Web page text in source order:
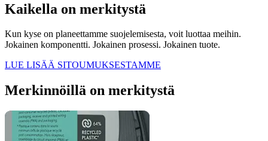
Kaikella on merkitystä
Kun kyse on planeettamme suojelemisesta, voit luottaa meihin.
Jokainen komponentti. Jokainen prosessi. Jokainen tuote.
LUE LISÄÄ SITOUMUKSESTAMME
Merkinnöillä on merkitystä